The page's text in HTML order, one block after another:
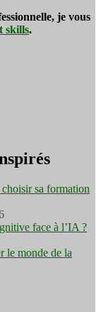
je vous
skills.
sa formation
face à l’IA ?
le monde de la